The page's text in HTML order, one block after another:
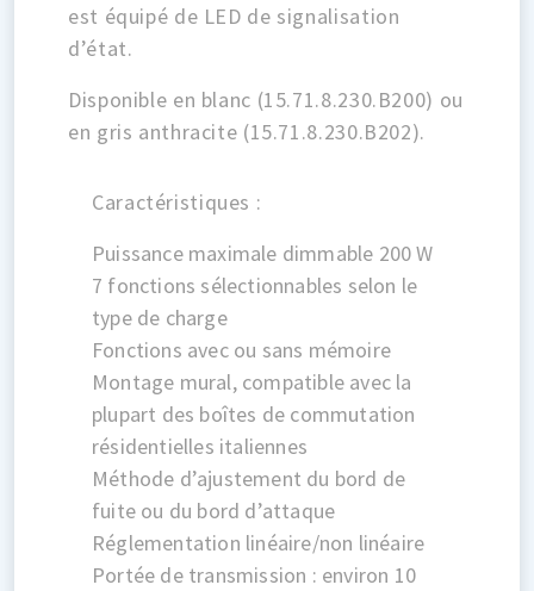
est équipé de LED de signalisation
d’état.
Disponible en blanc (15.71.8.230.B200) ou
en gris anthracite (15.71.8.230.B202).
Caractéristiques :
Puissance maximale dimmable 200 W
7 fonctions sélectionnables selon le
type de charge
Fonctions avec ou sans mémoire
Montage mural, compatible avec la
plupart des boîtes de commutation
résidentielles italiennes
Méthode d’ajustement du bord de
fuite ou du bord d’attaque
Réglementation linéaire/non linéaire
Portée de transmission : environ 10